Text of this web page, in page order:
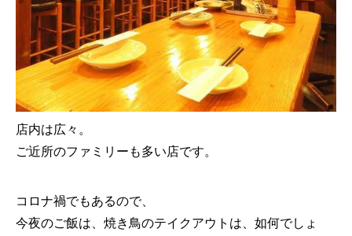
店内は広々。
ご近所のファミリーも多い店です。
コロナ禍でもあるので、
今夜のご飯は、焼き鳥のテイクアウトは、如何でしょ